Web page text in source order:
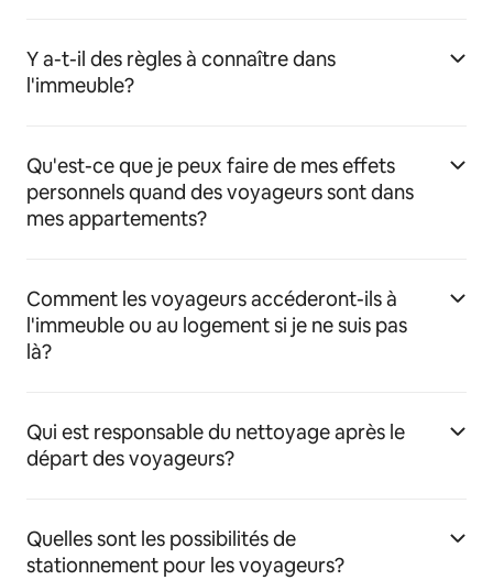
Y a-t-il des règles à connaître dans
l'immeuble?
Qu'est-ce que je peux faire de mes effets
personnels quand des voyageurs sont dans
mes appartements?
Comment les voyageurs accéderont-ils à
l'immeuble ou au logement si je ne suis pas
là?
Qui est responsable du nettoyage après le
départ des voyageurs?
Quelles sont les possibilités de
stationnement pour les voyageurs?